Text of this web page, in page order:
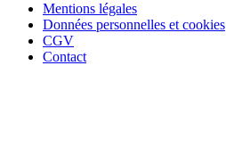
Mentions légales
Données personnelles et cookies
CGV
Contact